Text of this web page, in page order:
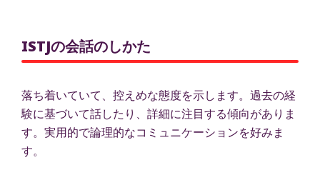
ISTJの会話のしかた
落ち着いていて、控えめな態度を示します。過去の経
験に基づいて話したり、詳細に注目する傾向がありま
す。実用的で論理的なコミュニケーションを好みま
す。